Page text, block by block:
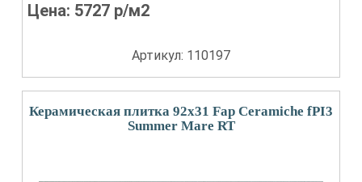
Цена: 5727 р/м2
Артикул: 110197
Керамическая плитка 92x31 Fap Ceramiche fPI3
Summer Mare RT